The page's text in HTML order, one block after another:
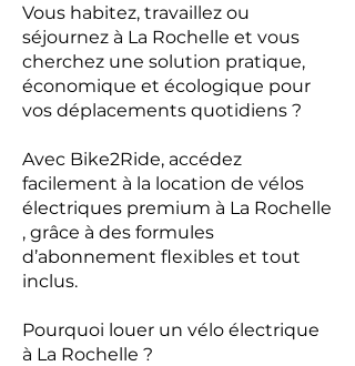
Vous habitez, travaillez ou
séjournez à La Rochelle et vous
cherchez une solution pratique,
économique et écologique pour
vos déplacements quotidiens ?
Avec Bike2Ride, accédez
facilement à la location de vélos
électriques premium à La Rochelle
, grâce à des formules
d’abonnement flexibles et tout
inclus.
Pourquoi louer un vélo électrique
à La Rochelle ?